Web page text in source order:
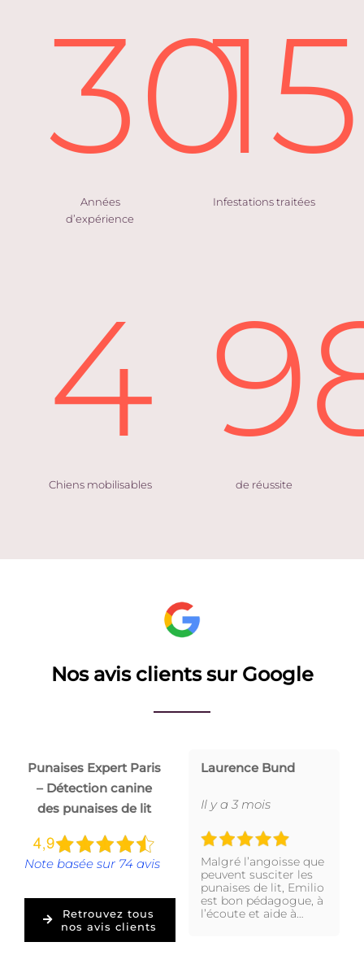
30
Années
d’expérience
Infestations traitées
4
Chiens mobilisables de réussite
Nos avis clients sur Google
Punaises Expert Paris
– Détection canine
des punaises de lit
Note basée sur 74 avis
Retrouvez tous
nos avis clients
Laurence Bund
Il y a 3 mois
Malgré l’angoisse que
peuvent susciter les
punaises de lit, Emilio
est bon pédagogue, à
l’écoute et aide à…